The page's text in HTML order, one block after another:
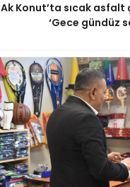
Ak Konut’ta sıcak asfalt
‘Gece gündüz